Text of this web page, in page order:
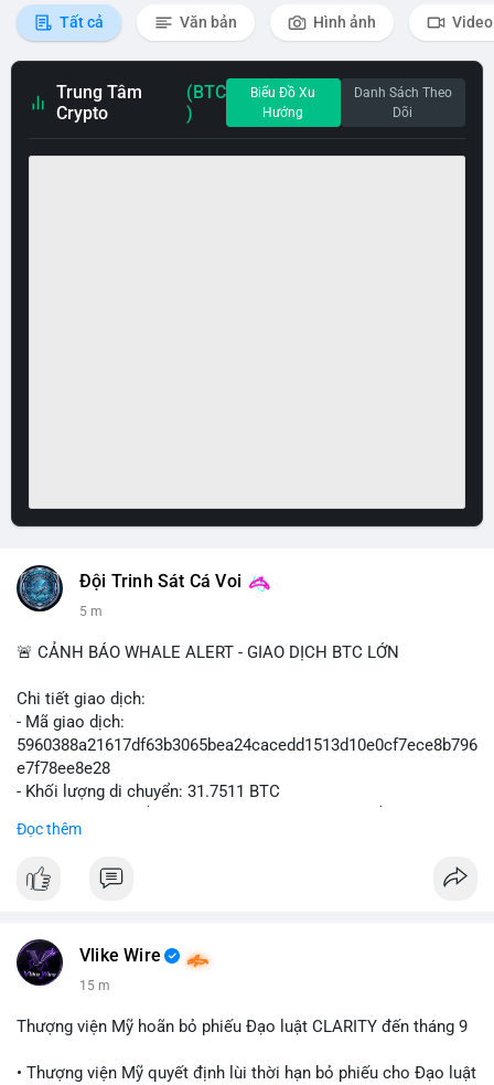
Tất cả Văn bản Hình ảnh Video
Trung Tâm
Crypto
(BTC
)
Biểu Đồ Xu
Hướng
Danh Sách Theo
Dõi
Đội Trinh Sát Cá Voi
5 m
🚨 CẢNH BÁO WHALE ALERT - GIAO DỊCH BTC LỚN
Chi tiết giao dịch:
- Mã giao dịch:
5960388a21617df63b3065bea24cacedd1513d10e0cf7ece8b796
e7f78ee8e28
- Khối lượng di chuyển: 31.7511 BTC
USD)
Đọc thêm
Vlike Wire
15 m
Thượng viện Mỹ hoãn bỏ phiếu Đạo luật CLARITY đến tháng 9
• Thượng viện Mỹ quyết định lùi thời hạn bỏ phiếu cho Đạo luật